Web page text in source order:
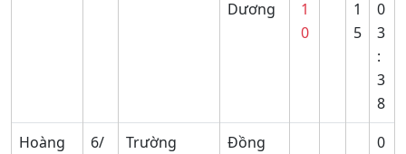
Dương
1
0
1
5
0
3
:
3
8
Hoàng
6/
Trường
Đồng
0